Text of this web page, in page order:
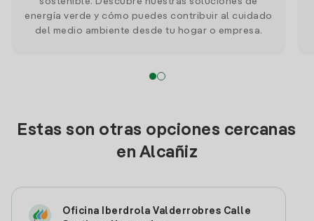
energía verde y cómo puedes contribuir al cuidado
del medio ambiente desde tu hogar o empresa.
Estas son otras opciones cercanas
en Alcañiz
Oficina Iberdrola Valderrobres Calle